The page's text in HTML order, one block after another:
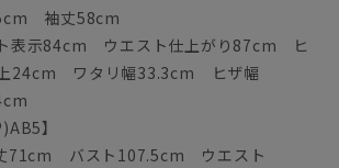
袖丈58cm
ト表示84cm ウエスト仕上がり87cm ヒ
24cm ワタリ幅33.3cm ヒザ幅
】
丈71cm バスト107.5cm ウエスト